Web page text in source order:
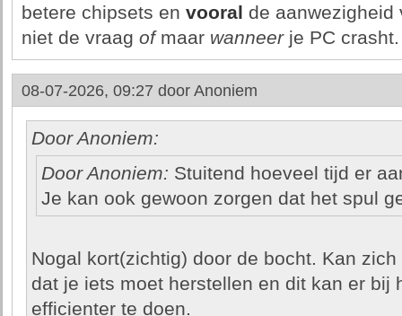
betere chipsets en vooral de aanwezigheid
niet de vraag ofmaar wanneerje PC crasht.
08-07-2026, 09:27 door Anoniem
Door Anoniem:
Door Anoniem: Stuitend hoeveel tijd er
Je kan ook gewoon zorgen dat het spul
Nogal kort(zichtig) door de bocht. Kan
dat je iets moet herstellen en dit kan er bij
efficienter te doen.